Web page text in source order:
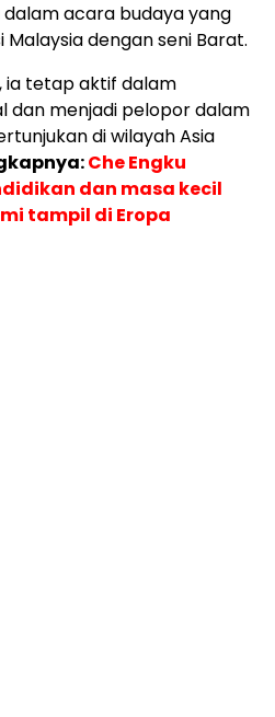
acara budaya yang
dengan seni Barat.
ia tetap aktif dalam
dan menjadi pelopor dalam
di wilayah Asia
Che Engku
dan masa kecil
tampil di Eropa